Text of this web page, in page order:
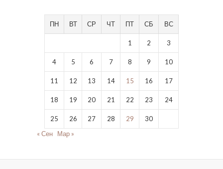
ПН ВТ СР ЧТ ПТ СБ ВС
1 2 3
4 5 6 7 8 9 10
11 12 13 14 15 16 17
18 19 20 21 22 23 24
25 26 27 28 29
30
« Сен
Мар »